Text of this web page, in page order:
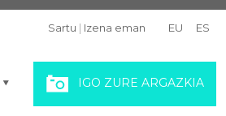
Sartu | Izena eman EU ES
IGO ZURE ARGAZKIA